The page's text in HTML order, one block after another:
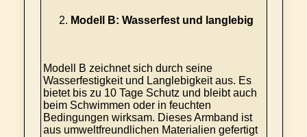
Modell B: Wasserfest und langlebig
Modell B zeichnet sich durch seine
Wasserfestigkeit und Langlebigkeit aus. Es
bietet bis zu 10 Tage Schutz und bleibt auch
beim Schwimmen oder in feuchten
Bedingungen wirksam. Dieses Armband ist
aus umweltfreundlichen Materialien gefertigt